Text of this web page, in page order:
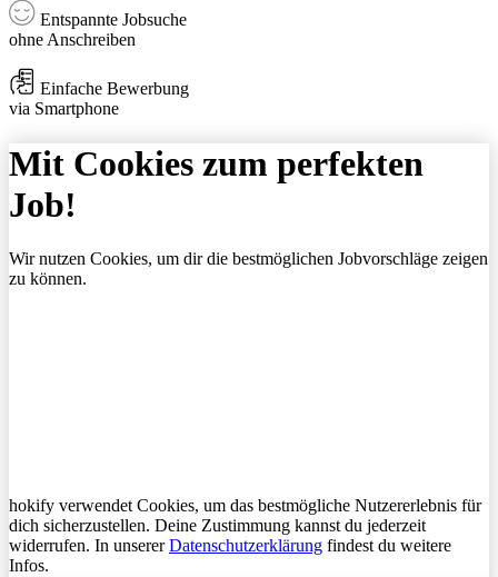
Entspannte Jobsuche
ohne Anschreiben
Einfache Bewerbung
via Smartphone
Mit Cookies zum perfekten
Job!
Wir nutzen Cookies, um dir die bestmöglichen Jobvorschläge zeigen
zu können.
hokify verwendet Cookies, um das bestmögliche Nutzererlebnis für
dich sicherzustellen. Deine Zustimmung kannst du jederzeit
widerrufen. In unsererDatenschutzerklärung findest du weitere
Infos.